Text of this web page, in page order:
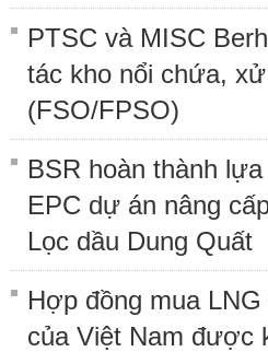
PTSC và MISC
tác kho nổi chứa,
(FSO/FPSO)
BSR hoàn thành
EPC dự án nâng
Lọc dầu Dung Quất
Hợp đồng mua
của Việt Nam được